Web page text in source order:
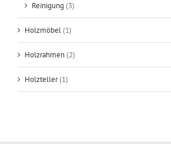
Reinigung (3)
Holzmöbel(1)
Holzrahmen(2)
Holzteller(1)